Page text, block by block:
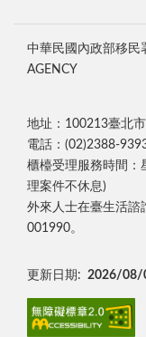
中華民國內政部移民
AGENCY
地址：100213臺北
電話：(02)2388-
櫃檯受理服務時間：
理案件不休息)
外來人士在臺生活
001990。
更新日期: 2026/08/